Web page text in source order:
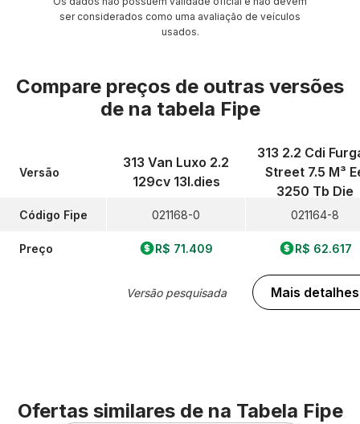
ser considerados como uma avaliação de veículos
usados.
Compare preços de outras versões
de na tabela Fipe
Versão
Código Fipe
Preço
313 Van Luxo 2.2
129cv 13l.dies
021168-0
R$ 71.409
Versão pesquisada
313 2.2 Cdi
Street 7.5 M³
3250 Tb Die
021164-8
R$ 62.617
Mais detalhes
Ofertas similares de na Tabela Fipe